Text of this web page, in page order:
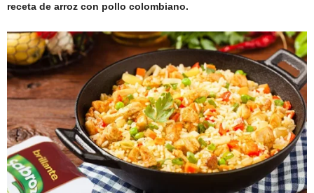
receta de arroz con pollo colombiano.